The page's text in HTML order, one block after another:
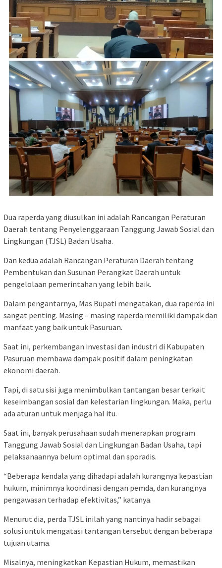
Dua raperda yang diusulkan ini adalah Rancangan Peraturan
Daerah tentang Penyelenggaraan Tanggung Jawab Sosial dan
Lingkungan (TJSL) Badan Usaha.
Dan kedua adalah Rancangan Peraturan Daerah tentang
Pembentukan dan Susunan Perangkat Daerah untuk
pengelolaan pemerintahan yang lebih baik.
Dalam pengantarnya, Mas Bupati mengatakan, dua raperda ini
sangat penting. Masing – masing raperda memiliki dampak dan
manfaat yang baik untuk Pasuruan.
Saat ini, perkembangan investasi dan industri di Kabupaten
Pasuruan membawa dampak positif dalam peningkatan
ekonomi daerah.
Tapi, di satu sisi juga menimbulkan tantangan besar terkait
keseimbangan sosial dan kelestarian lingkungan. Maka, perlu
ada aturan untuk menjaga hal itu.
Saat ini, banyak perusahaan sudah menerapkan program
Tanggung Jawab Sosial dan Lingkungan Badan Usaha, tapi
pelaksanaannya belum optimal dan sporadis.
“Beberapa kendala yang dihadapi adalah kurangnya kepastian
hukum, minimnya koordinasi dengan pemda, dan kurangnya
pengawasan terhadap efektivitas,” katanya.
Menurut dia, perda TJSL inilah yang nantinya hadir sebagai
solusi untuk mengatasi tantangan tersebut dengan beberapa
tujuan utama.
Misalnya, meningkatkan Kepastian Hukum, memastikan